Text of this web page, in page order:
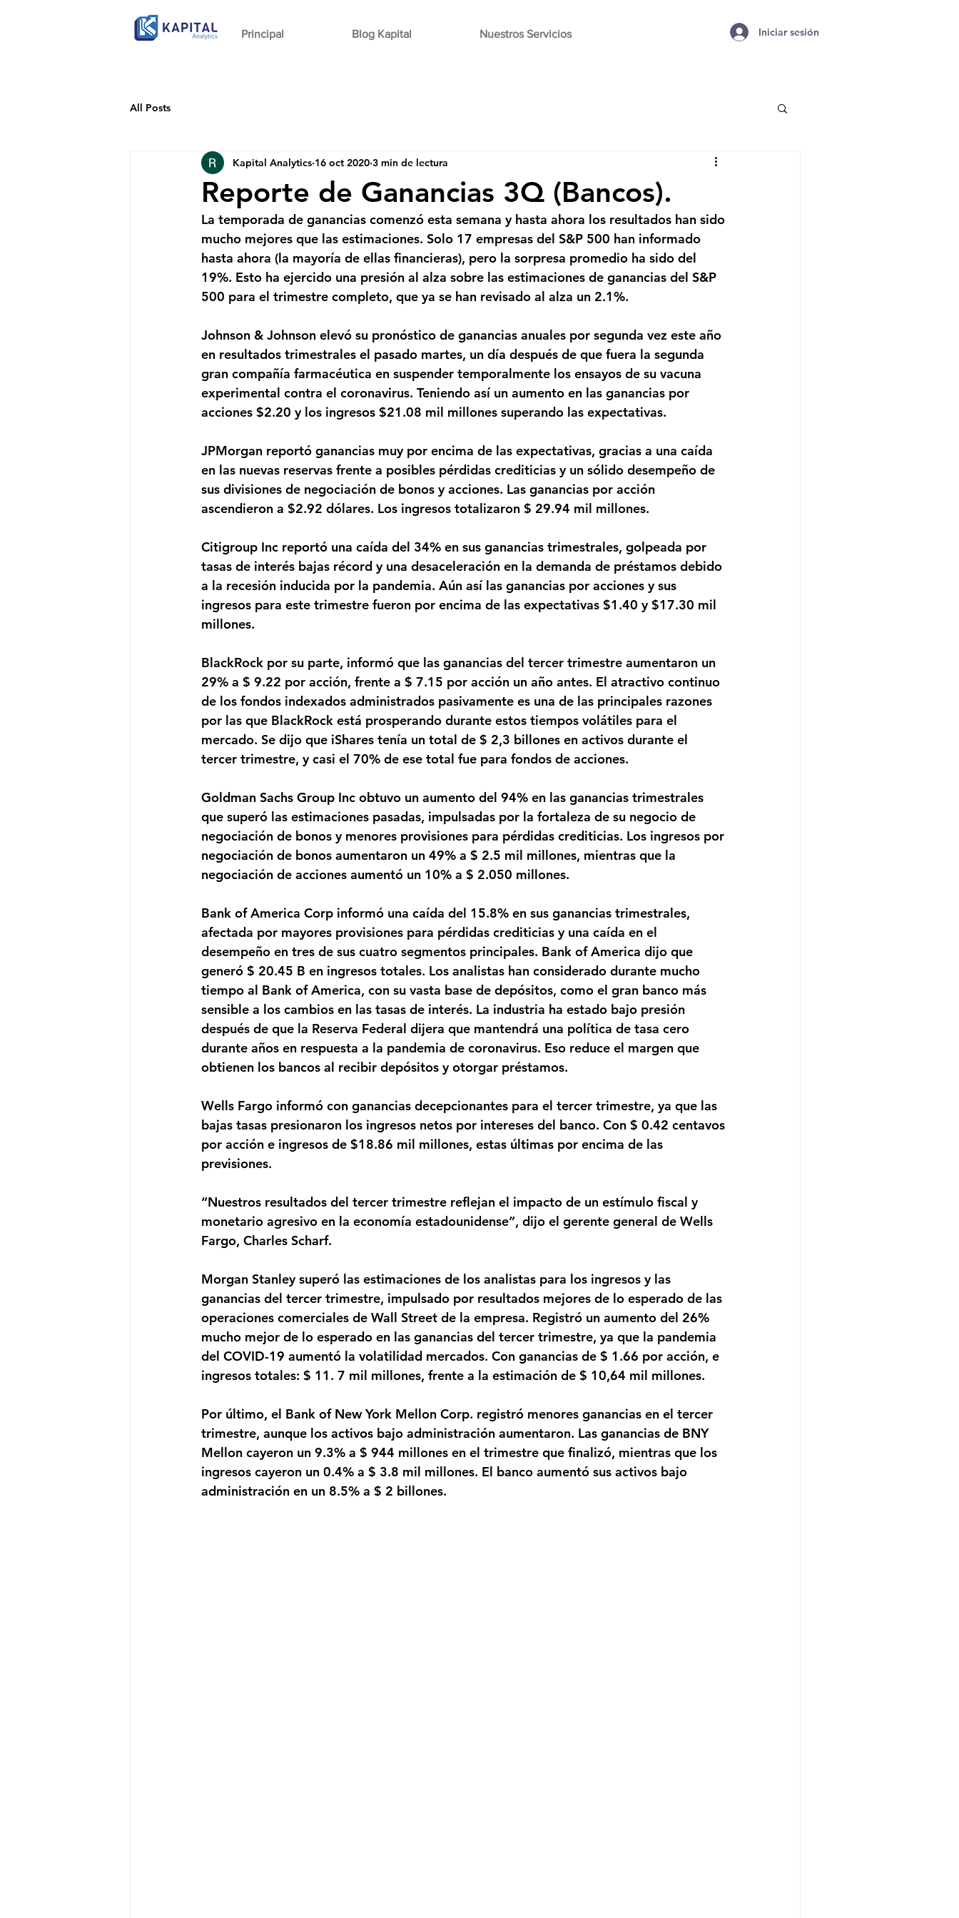
Principal Blog Kapital Nuestros Servicios Iniciar sesión
All Posts
Reporte de Ganancias 3Q (Bancos).
Kapital Analytics 16 oct 2020 3 min de lectura
La temporada de ganancias comenzó esta semana y hasta ahora los resultados han sido
mucho mejores que las estimaciones. Solo 17 empresas del S&P 500 han informado
hasta ahora (la mayoría de ellas financieras), pero la sorpresa promedio ha sido del
19%. Esto ha ejercido una presión al alza sobre las estimaciones de ganancias del S&P
500 para el trimestre completo, que ya se han revisado al alza un 2.1%.
Johnson & Johnson elevó su pronóstico de ganancias anuales por segunda vez este año
en resultados trimestrales el pasado martes, un día después de que fuera la segunda
gran compañía farmacéutica en suspender temporalmente los ensayos de su vacuna
experimental contra el coronavirus. Teniendo así un aumento en las ganancias por
acciones $2.20 y los ingresos $21.08 mil millones superando las expectativas.
JPMorgan reportó ganancias muy por encima de las expectativas, gracias a una caída
en las nuevas reservas frente a posibles pérdidas crediticias y un sólido desempeño de
sus divisiones de negociación de bonos y acciones. Las ganancias por acción
ascendieron a $2.92 dólares. Los ingresos totalizaron $ 29.94 mil millones.
Citigroup Inc reportó una caída del 34% en sus ganancias trimestrales, golpeada por
tasas de interés bajas récord y una desaceleración en la demanda de préstamos debido
a la recesión inducida por la pandemia. Aún así las ganancias por acciones y sus
ingresos para este trimestre fueron por encima de las expectativas $1.40 y $17.30 mil
millones.
BlackRock por su parte, informó que las ganancias del tercer trimestre aumentaron un
29% a $ 9.22 por acción, frente a $ 7.15 por acción un año antes. El atractivo continuo
de los fondos indexados administrados pasivamente es una de las principales razones
por las que BlackRock está prosperando durante estos tiempos volátiles para el
mercado. Se dijo que iShares tenía un total de $ 2,3 billones en activos durante el
tercer trimestre, y casi el 70% de ese total fue para fondos de acciones.
Goldman Sachs Group Inc obtuvo un aumento del 94% en las ganancias trimestrales
que superó las estimaciones pasadas, impulsadas por la fortaleza de su negocio de
negociación de bonos y menores provisiones para pérdidas crediticias. Los ingresos por
negociación de bonos aumentaron un 49% a $ 2.5 mil millones, mientras que la
negociación de acciones aumentó un 10% a $ 2.050 millones.
Bank of America Corp informó una caída del 15.8% en sus ganancias trimestrales,
afectada por mayores provisiones para pérdidas crediticias y una caída en el
desempeño en tres de sus cuatro segmentos principales. Bank of America dijo que
generó $ 20.45 B en ingresos totales. Los analistas han considerado durante mucho
tiempo al Bank of America, con su vasta base de depósitos, como el gran banco más
sensible a los cambios en las tasas de interés. La industria ha estado bajo presión
después de que la Reserva Federal dijera que mantendrá una política de tasa cero
durante años en respuesta a la pandemia de coronavirus. Eso reduce el margen que
obtienen los bancos al recibir depósitos y otorgar préstamos.
Wells Fargo informó con ganancias decepcionantes para el tercer trimestre, ya que las
bajas tasas presionaron los ingresos netos por intereses del banco. Con $ 0.42 centavos
por acción e ingresos de $18.86 mil millones, estas últimas por encima de las
previsiones.
“Nuestros resultados del tercer trimestre reflejan el impacto de un estímulo fiscal y
monetario agresivo en la economía estadounidense”, dijo el gerente general de Wells
Fargo, Charles Scharf.
Morgan Stanley superó las estimaciones de los analistas para los ingresos y las
ganancias del tercer trimestre, impulsado por resultados mejores de lo esperado de las
operaciones comerciales de Wall Street de la empresa. Registró un aumento del 26%
mucho mejor de lo esperado en las ganancias del tercer trimestre, ya que la pandemia
del COVID-19 aumentó la volatilidad mercados. Con ganancias de $ 1.66 por acción, e
ingresos totales: $ 11. 7 mil millones, frente a la estimación de $ 10,64 mil millones.
Por último, el Bank of New York Mellon Corp. registró menores ganancias en el tercer
trimestre, aunque los activos bajo administración aumentaron. Las ganancias de BNY
Mellon cayeron un 9.3% a $ 944 millones en el trimestre que finalizó, mientras que los
ingresos cayeron un 0.4% a $ 3.8 mil millones. El banco aumentó sus activos bajo
administración en un 8.5% a $ 2 billones.